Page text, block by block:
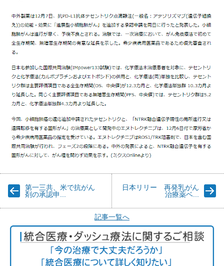
第一三共、米で抗がん
剤の承認申...
日本リリー 再発乳がん
治療薬ベ...
記事一覧へ